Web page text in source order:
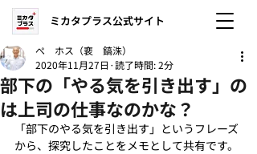
ミカタプラス公式サイト
部下の「やる気を引き出す」の
は上司の仕事なのかな？
ぺ ホス（裵 鎬洙）
2020年11月27日 読了時間: 2分
「部下のやる気を引き出す」というフレーズ
から、探究したことをメモとして共有です。